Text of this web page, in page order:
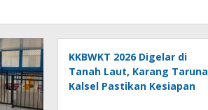
KKBWKT 2026 Digelar di
Tanah Laut, Karang Taruna
Kalsel Pastikan Kesiapan